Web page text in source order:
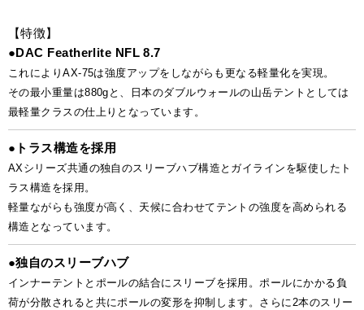
【特徴】
●DAC Featherlite NFL 8.7
これによりAX-75は強度アップをしながらも更なる軽量化を実現。
その最小重量は880gと、日本のダブルウォールの山岳テントとしては
最軽量クラスの仕上りとなっています。
● トラス構造を採用
AXシリーズ共通の独自のスリーブハブ構造とガイラインを駆使したト
ラス構造を採用。
軽量ながらも強度が高く、天候に合わせてテントの強度を高められる
構造となっています。
●独自のスリーブハブ
インナーテントとポールの結合にスリーブを採用。ポールにかかる負
荷が分散されると共にポールの変形を抑制します。さらに2本のスリー